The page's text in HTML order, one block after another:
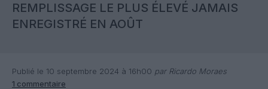
REMPLISSAGE LE PLUS ÉLEVÉ JAMAIS
ENREGISTRÉ EN AOÛT
Publié le 10 septembre 2024 à 16h00 par Ricardo Moraes
1 commentaire